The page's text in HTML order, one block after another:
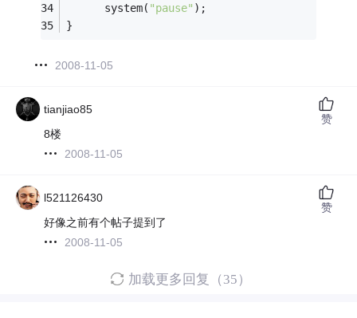
      system(
"pause" );
}
2008-11-05
tianjiao85
8楼
2008-11-05
赞
l521126430
好像之前有个帖子提到了
2008-11-05
赞
加载更多回复（35）